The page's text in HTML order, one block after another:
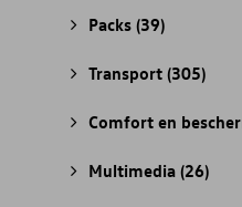
Packs (39)
Transport (305)
Comfort en
Multimedia (26)